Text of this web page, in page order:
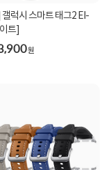
갤럭시 스마트 태그2 EI-
[화이트]
원